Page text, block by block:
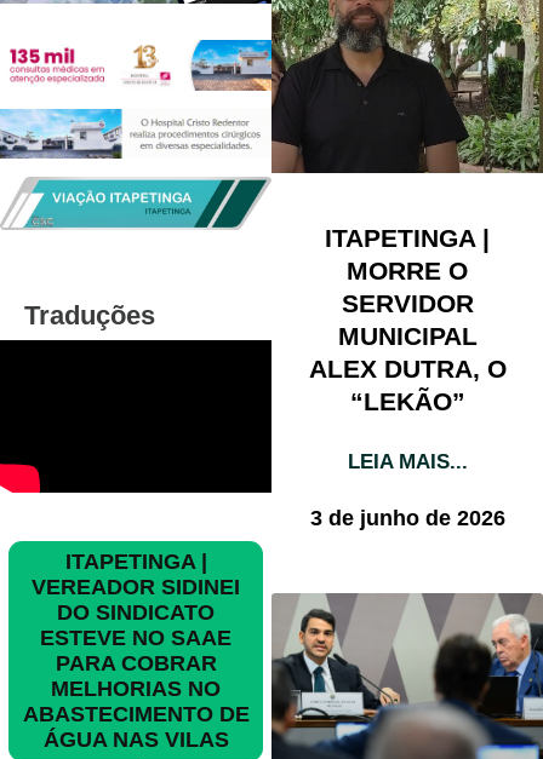
Traduções
ITAPETINGA |
VEREADOR SIDINEI
DO SINDICATO
ESTEVE NO SAAE
PARA COBRAR
MELHORIAS NO
ABASTECIMENTO DE
ÁGUA NAS VILAS
ITAPETINGA |
MORRE O
SERVIDOR
MUNICIPAL
ALEX DUTRA, O
“LEKÃO”
LEIA MAIS...
3 de junho de 2026